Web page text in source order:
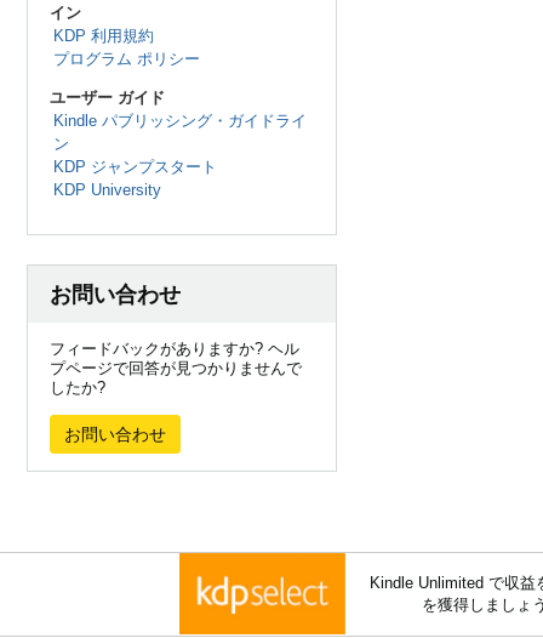
イン
KDP 利用規約
プログラム ポリシー
ユーザー ガイド
Kindle パブリッシング・ガイドライ
ン
KDP ジャンプスタート
KDP University
お問い合わせ
フィードバックがありますか? ヘル
プページで回答が見つかりませんで
したか?
お問い合わせ
Kindle Unlimited で収
を獲得しましょ